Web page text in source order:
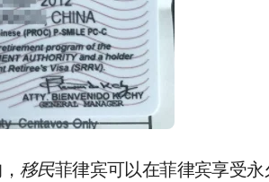
移民菲律宾可以在菲律宾享受永